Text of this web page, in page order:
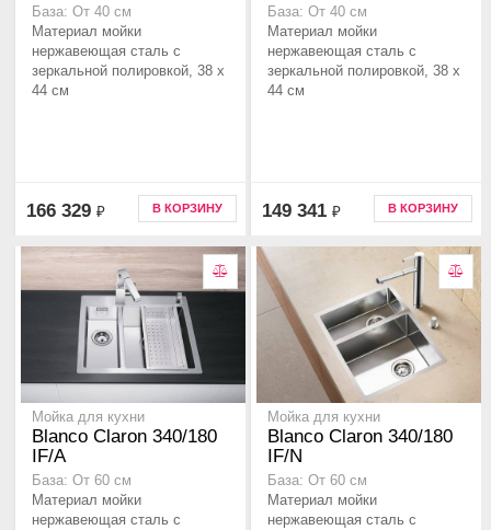
База: От 40 см
Материал мойки
нержавеющая сталь с
зеркальной полировкой, 38 x
44 см
166 329 ₽ В КОРЗИНУ
База: От 40 см
Материал мойки
нержавеющая сталь с
зеркальной полировкой, 38 x
44 см
149 341 ₽ В КОРЗИНУ
Мойка для кухни
Blanco Claron 340/180
IF/A
База: От 60 см
Материал мойки
нержавеющая сталь с
Мойка для кухни
Blanco Claron 340/180
IF/N
База: От 60 см
Материал мойки
нержавеющая сталь с